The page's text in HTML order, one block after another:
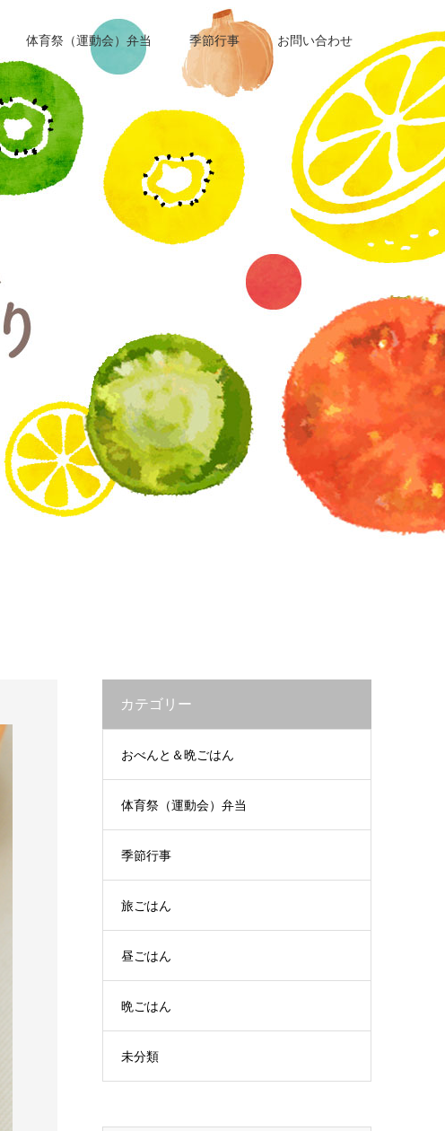
体育祭（運動会）弁当 季節行事 お問い合わせ
カテゴリー
おべんと＆晩ごはん
体育祭（運動会）弁当
季節行事
旅ごはん
昼ごはん
晩ごはん
未分類